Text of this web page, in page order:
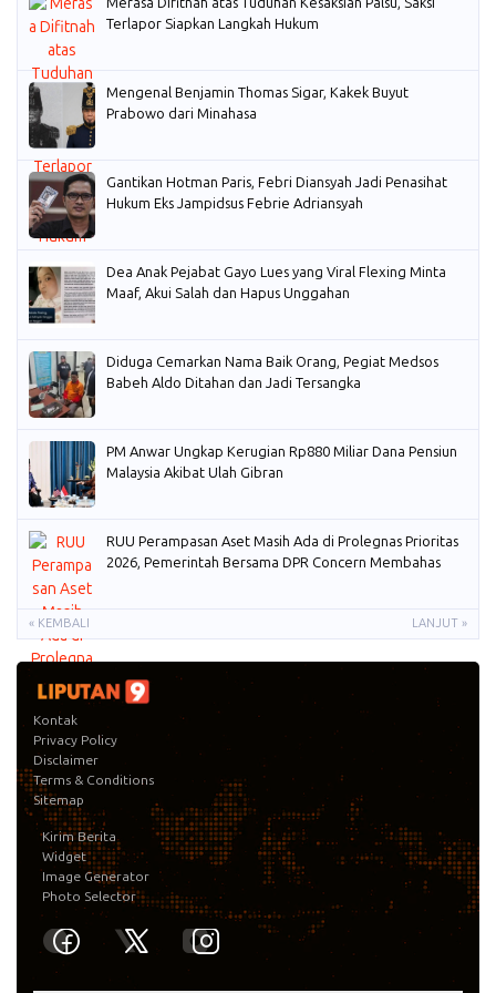
Terlapor Siapkan Langkah Hukum
Mengenal Benjamin Thomas Sigar, Kakek Buyut
Prabowo dari Minahasa
Gantikan Hotman Paris, Febri Diansyah Jadi Penasihat
Hukum Eks Jampidsus Febrie Adriansyah
Dea Anak Pejabat Gayo Lues yang Viral Flexing Minta
Maaf, Akui Salah dan Hapus Unggahan
Diduga Cemarkan Nama Baik Orang, Pegiat Medsos
Babeh Aldo Ditahan dan Jadi Tersangka
PM Anwar Ungkap Kerugian Rp880 Miliar Dana Pensiun
Malaysia Akibat Ulah Gibran
RUU Perampasan Aset Masih Ada di Prolegnas Prioritas
2026, Pemerintah Bersama DPR Concern Membahas
« KEMBALI LANJUT »
Kontak
Privacy Policy
Disclaimer
Terms & Conditions
Sitemap
Kirim Berita
Widget
Image Generator
Photo Selector